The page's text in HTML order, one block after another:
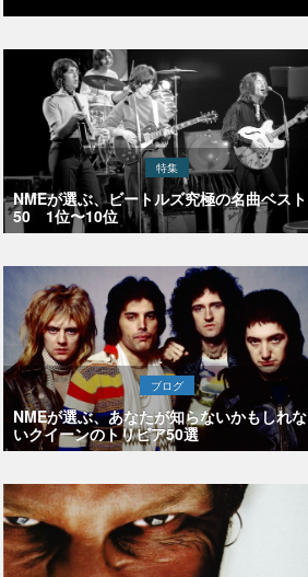
特集
NMEが選ぶ、ビートルズ究極の名曲ベスト
50 1位〜10位
ブログ
NMEが選ぶ、あなたが知らないかもしれな
いクイーンのトリビア50選